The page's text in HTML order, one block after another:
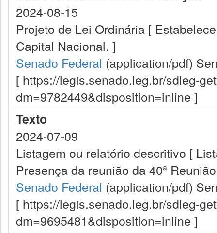
2024-08-15
Projeto de Lei Ordinária [
Capital Nacional. ]
Senado Federal (application/pdf)
[ https://legis.senado.leg.br/sdleg-
dm=9782449&disposition=inline ]
Texto
2024-07-09
Listagem ou relatório descritivo [
Presença da reunião da 40ª
Senado Federal (application/pdf)
[ https://legis.senado.leg.br/sdleg-
dm=9695481&disposition=inline ]